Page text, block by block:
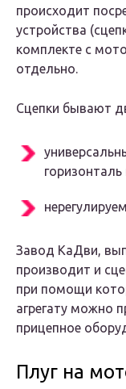
происходит
устройства
комплекте с
отдельно.
Сцепки бывают
горизонталь
Завод КаДви,
производит и
при помощи
агрегату можно
прицепное
Плуг на